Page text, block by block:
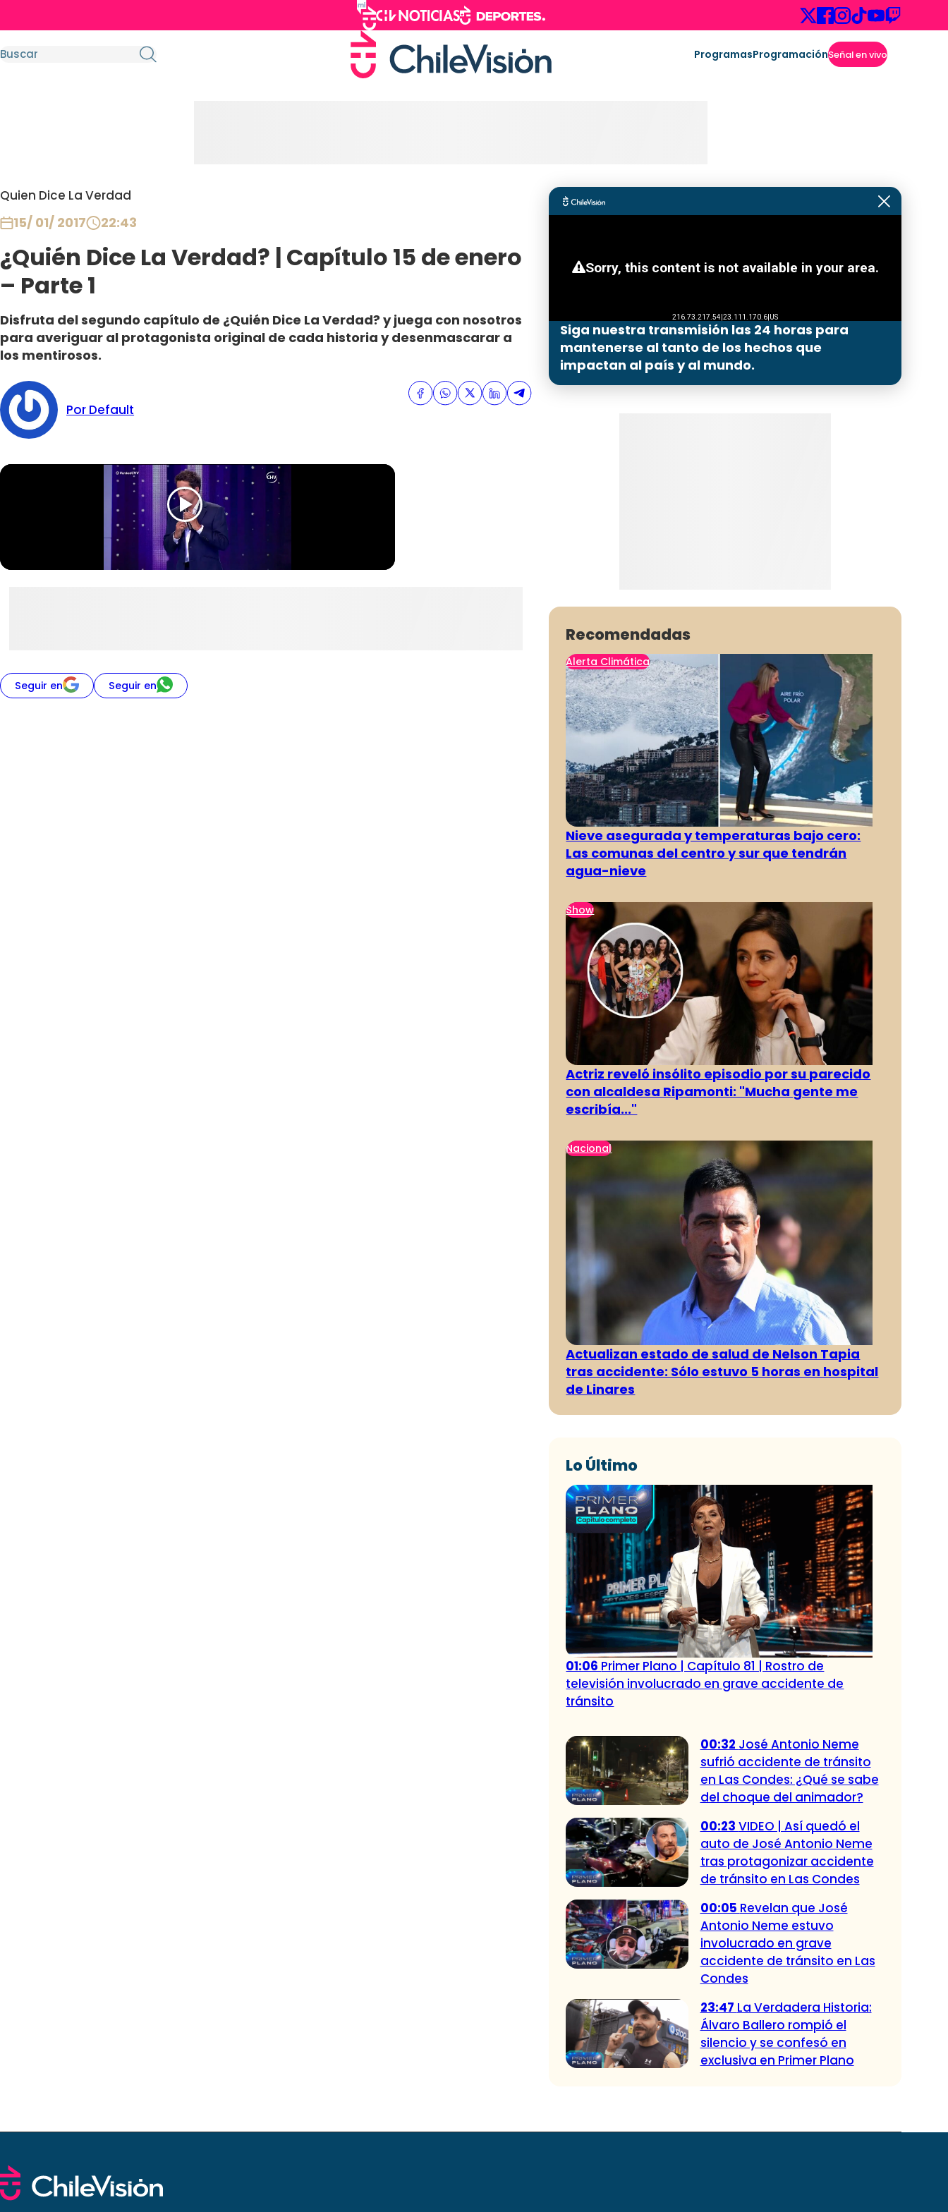
ProgramasProgramaciónSeñal en vivo
Quien Dice La Verdad
15/ 01/ 2017 22:43
¿Quién Dice La Verdad? | Capítulo 15 de enero
– Parte 1
Disfruta del segundo capítulo de ¿Quién Dice La Verdad? y juega con nosotros
para averiguar al protagonista original de cada historia y desenmascarar a
los mentirosos.
Por Default
Seguir en Seguir en
Siga nuestra transmisión las 24 horas para
mantenerse al tanto de los hechos que
impactan al país y al mundo.
Recomendadas
Alerta Climática
Nieve asegurada y temperaturas bajo cero:
Las comunas del centro y sur que tendrán
agua-nieve
Show
Actriz reveló insólito episodio por su parecido
con alcaldesa Ripamonti: "Mucha gente me
escribía..."
Nacional
Actualizan estado de salud de Nelson Tapia
tras accidente: Sólo estuvo 5 horas en hospital
de Linares
Lo Último
01:06 Primer Plano | Capítulo 81 | Rostro de
televisión involucrado en grave accidente de
tránsito
00:32 José Antonio Neme
sufrió accidente de tránsito
en Las Condes: ¿Qué se sabe
del choque del animador?
00:23 VIDEO | Así quedó el
auto de José Antonio Neme
tras protagonizar accidente
de tránsito en Las Condes
00:05 Revelan que José
Antonio Neme estuvo
involucrado en grave
accidente de tránsito en Las
Condes
23:47 La Verdadera Historia:
Álvaro Ballero rompió el
silencio y se confesó en
exclusiva en Primer Plano